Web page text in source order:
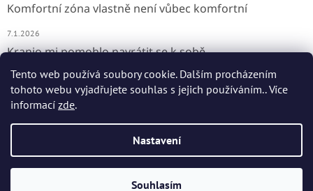
Tento web používá soubory cookie. Dalším procházením
tohoto webu vyjadřujete souhlas s jejich používáním.. Více
informací zde.
Nastavení
Souhlasím
Komfortní zóna vlastně není vůbec komfortní
7.1.2026
Kranio mi pomohlo navrátit se k sobě
31.10.2024
Všechna práva vyhrazena.